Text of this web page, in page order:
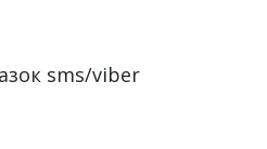
sms/viber